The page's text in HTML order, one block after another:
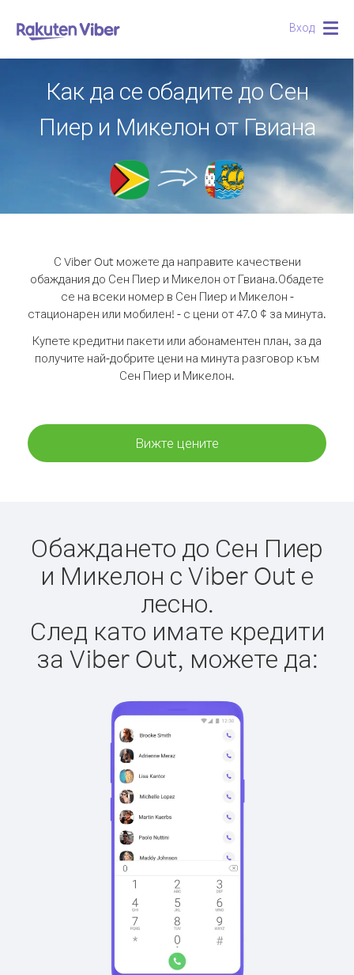
Вход
Как да се обадите до Сен
Пиер и Микелон от Гвиана
С Viber Out можете да направите качествени
обаждания до Сен Пиер и Микелон от Гвиана.Обадете
се на всеки номер в Сен Пиер и Микелон -
стационарен или мобилен! - с цени от 47.0 ¢ за минута.
Купете кредитни пакети или абонаментен план, за да
получите най-добрите цени на минута разговор към
Сен Пиер и Микелон.
Вижте цените
Обаждането до Сен Пиер
и Микелон с Viber Out е
лесно.
След като имате кредити
за Viber Out, можете да: